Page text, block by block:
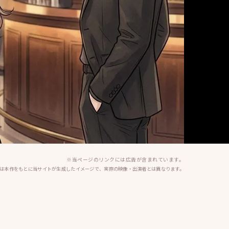
※当ページのリンクには広告が含まれています。
本作をもとに当サイトが生成したイメージで、実際の映像・出演者とは異なります。